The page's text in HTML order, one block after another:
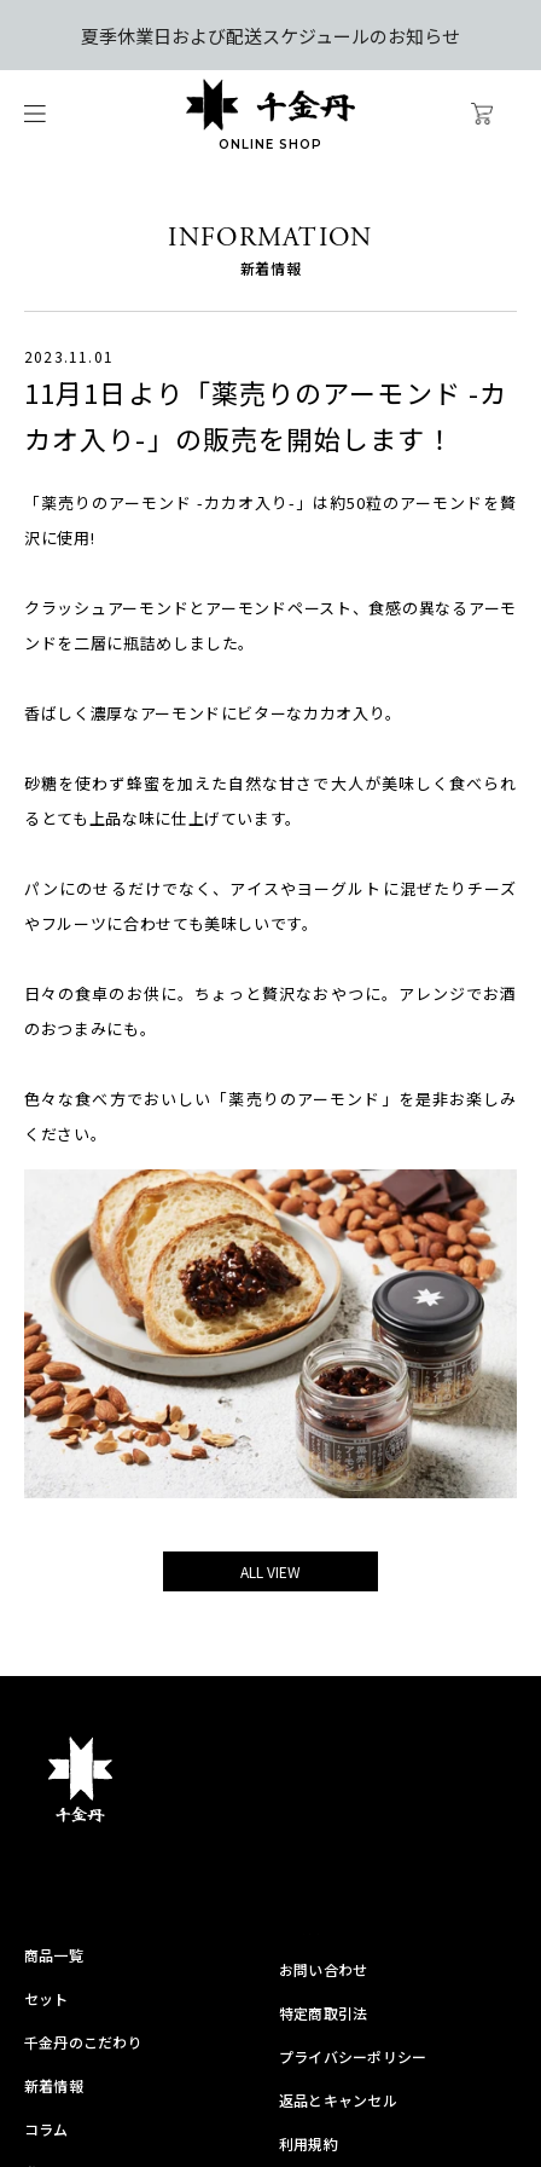
夏季休業日および配送スケジュールのお知らせ
ONLINE SHOP
INFORMATION
新着情報
2023.11.01
11月1日より「薬売りのアーモンド -カ
カオ入り-」の販売を開始します！
「薬売りのアーモンド -カカオ入り-」は約50粒のアーモンドを贅
沢に使用!
クラッシュアーモンドとアーモンドペースト、食感の異なるアーモ
ンドを二層に瓶詰めしました。
香ばしく濃厚なアーモンドにビターなカカオ入り。
砂糖を使わず蜂蜜を加えた自然な甘さで大人が美味しく食べられ
るとても上品な味に仕上げています。
パンにのせるだけでなく、アイスやヨーグルトに混ぜたりチーズ
やフルーツに合わせても美味しいです。
日々の食卓のお供に。ちょっと贅沢なおやつに。アレンジでお酒
のおつまみにも。
色々な食べ方でおいしい「薬売りのアーモンド」を是非お楽しみ
ください。
ALL VIEW
商品一覧
セット
千金丹のこだわり
新着情報
コラム
お問い合わせ
特定商取引法
プライバシーポリシー
返品とキャンセル
利用規約